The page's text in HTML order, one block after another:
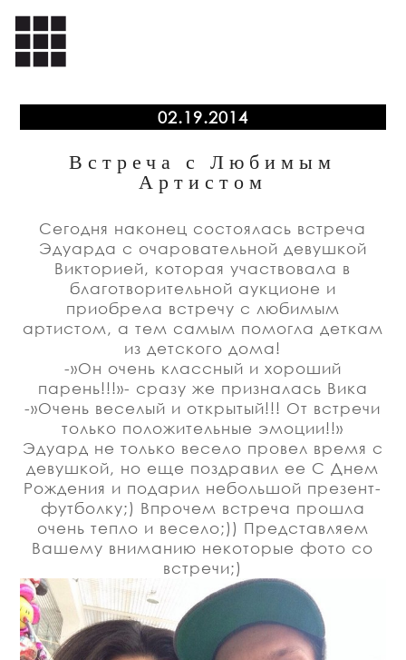
02.19.2014
Встреча с Любимым
Артистом
Сегодня наконец состоялась встреча
Эдуарда с очаровательной девушкой
Викторией, которая участвовала в
благотворительной аукционе и
приобрела встречу с любимым
артистом, а тем самым помогла деткам
из детского дома!
-»Он очень классный и хороший
парень!!!»- сразу же призналась Вика
-»Очень веселый и открытый!!! От встречи
только положительные эмоции!!»
Эдуард не только весело провел время с
девушкой, но еще поздравил ее С Днем
Рождения и подарил небольшой презент-
футболку;) Впрочем встреча прошла
очень тепло и весело;)) Представляем
Вашему вниманию некоторые фото со
встречи;)